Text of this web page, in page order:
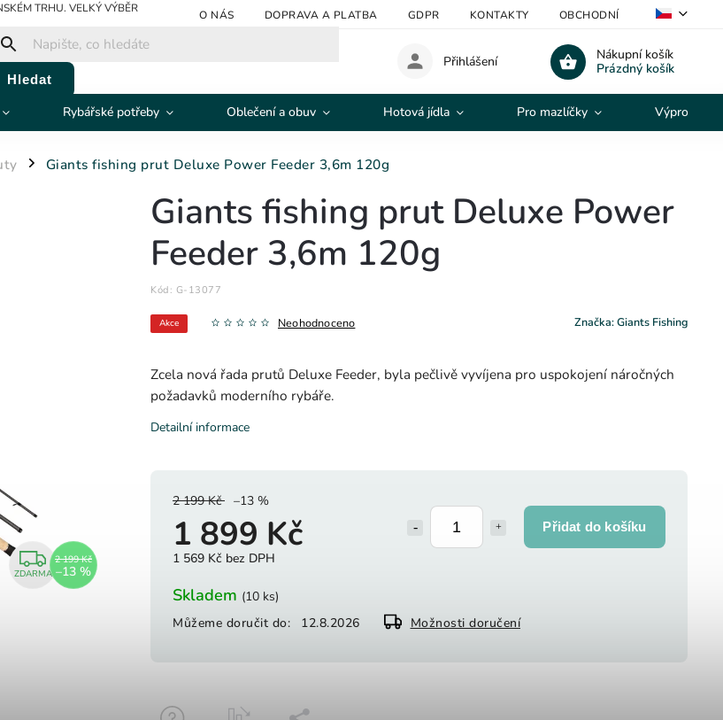
TRHU. VELKÝ VÝBĚR
O NÁS DOPRAVA A PLATBA GDPR KONTAKTY OBCHODNÍ PODMÍNKY
Hledat
Nákupní košík
Prázdný košík
Přihlášení
Rybářské potřeby Oblečení a obuv Hotová jídla Pro mazlíčky Výprodej
/ Giants fishing prut Deluxe Power Feeder 3,6m 120g
ZDARMA
2 199 Kč
–13 %
2 199 Kč –13 %
1 899 Kč
1 569 Kč bez DPH
Přidat do košíku
Skladem (10 ks)
Můžeme doručit do:
12.8.2026 Možnosti doručení
Giants fishing prut Deluxe Power
Feeder 3,6m 120g
Kód: G-13077
Akce Neohodnoceno Značka:Giants Fishing
Zcela nová řada prutů Deluxe Feeder, byla pečlivě vyvíjena pro uspokojení náročných
požadavků moderního rybáře.
Detailní informace